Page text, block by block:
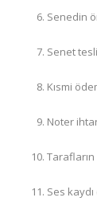
Senedin
Senet
Kısmi
Noter
Tarafların
Ses